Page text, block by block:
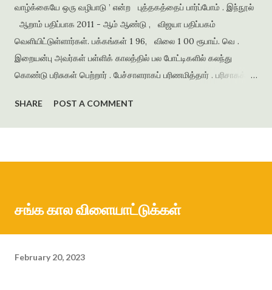
வாழ்க்கையே ஒரு வழிபாடு ’ என்ற புத்தகத்தைப் பார்ப்போம் . இந்நூல்
ஆறாம் பதிப்பாக 2011 - ஆம் ஆண்டு , விஜயா பதிப்பகம்
வெளியிட்டுள்ளார்கள். பக்கங்கள் 1 96, விலை 1 00 ரூபாய். வெ .
இறையன்பு அவர்கள் பள்ளிக் காலத்தில் பல போட்டிகளில் கலந்து
கொண்டு பரிசுகள் பெற்றார் . பேச்சாளராகப் பரிணமித்தார் . பரிசாகக்
காலத்தில் எழுதிய கவிதைகளைத் தொகுத்து ‘ பூபாளத்திற்கொரு
புல்லாங்குழல் ’ என்ற தலைப்பில் கவிதைத் தொகுப்பை வெளியிட்டார் .
கணையாழி , புதிய பார்வை , தமிழன் எக்ஸ்பிரஸ் என்று பல இதழ்களில்
நர்மதா அணை கட்டப்படுவதற்காக கரையோரத்தில் வசித்த மக்கள்
SHARE POST A COMMENT
சங்க கால விளையாட்டுக்கள்
February 20, 2023